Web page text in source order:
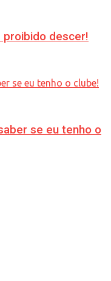
proibido descer!
se eu tenho o